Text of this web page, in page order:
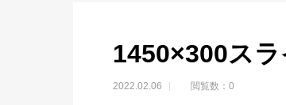
1450×300ス
2022.02.06 閲覧数：0